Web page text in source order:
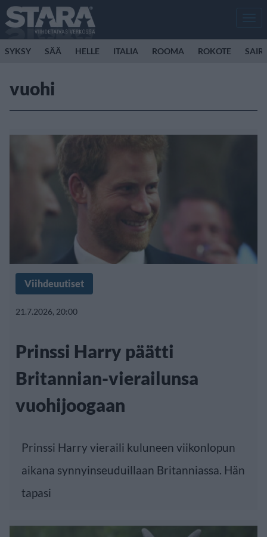
SYKSY SÄÄ HELLE ITALIA ROOMA ROKOTE
vuohi
Viihdeuutiset
21.7.2026, 20:00
Prinssi Harry päätti
Britannian-vierailunsa
vuohijoogaan
Prinssi Harry vieraili kuluneen viikonlopun
aikana synnyinseuduillaan Britanniassa. Hän
tapasi